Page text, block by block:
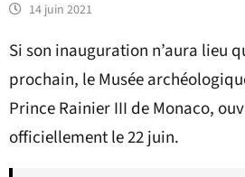
14 juin 2021
Si son inauguration n’aura lieu
prochain, le Musée
Prince Rainier III de Monaco,
officiellement le 22 juin.